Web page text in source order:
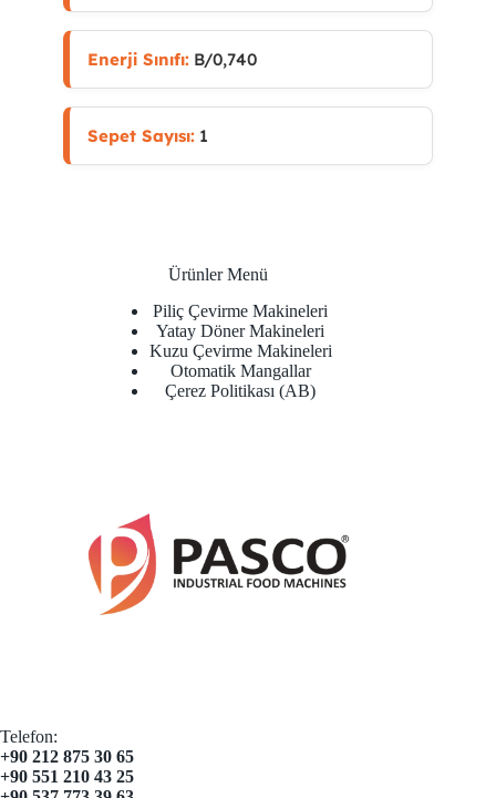
Enerji Sınıfı:B/0,740
Sepet Sayısı:1
Ürünler Menü
Piliç Çevirme Makineleri
Yatay Döner Makineleri
Kuzu Çevirme Makineleri
Otomatik Mangallar
Çerez Politikası (AB)
Telefon:
+90 212 875 30 65
+90 551 210 43 25